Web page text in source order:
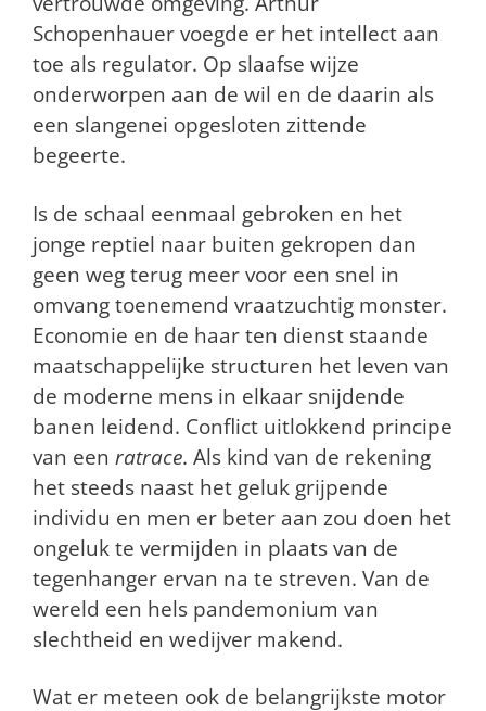
Schopenhauer voegde er het intellect aan
toe als regulator. Op slaafse wijze
onderworpen aan de wil en de daarin als
een slangenei opgesloten zittende
begeerte.
Is de schaal eenmaal gebroken en het
jonge reptiel naar buiten gekropen dan
geen weg terug meer voor een snel in
omvang toenemend vraatzuchtig monster.
Economie en de haar ten dienst staande
maatschappelijke structuren het leven van
de moderne mens in elkaar snijdende
banen leidend. Conflict uitlokkend principe
van een ratrace. Als kind van de rekening
het steeds naast het geluk grijpende
individu en men er beter aan zou doen het
ongeluk te vermijden in plaats van de
tegenhanger ervan na te streven. Van de
wereld een hels pandemonium van
slechtheid en wedijver makend.
Wat er meteen ook de belangrijkste motor